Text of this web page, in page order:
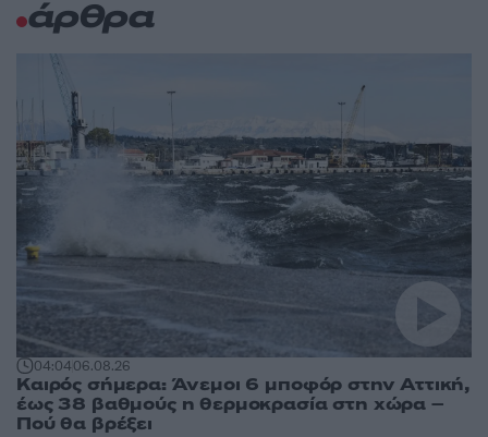
άρθρα
04:0406.08.26
Καιρός σήμερα: Άνεμοι 6 μποφόρ στην Αττική,
έως 38 βαθμούς η θερμοκρασία στη χώρα –
Πού θα βρέξει